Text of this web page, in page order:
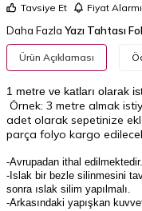
Tavsiye Et Fiyat Alarmı
Daha Fazla Yazı Tahtası
Ürün Açıklaması
1 metre ve katları olarak
Örnek: 3 metre almak
adet olarak sepetinize
parça folyo kargo
-Avrupadan ithal edilmektedir.
-Islak bir bezle silinmesini
sonra ıslak silim yapılmalı.
-Arkasındaki yapışkan